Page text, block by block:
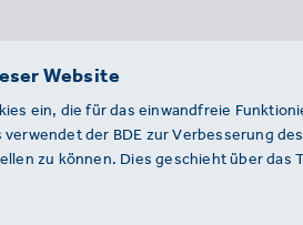
Website
ein, die für das einwandfreie
verwendet der BDE zur Verbesserung
zu können. Dies geschieht über das